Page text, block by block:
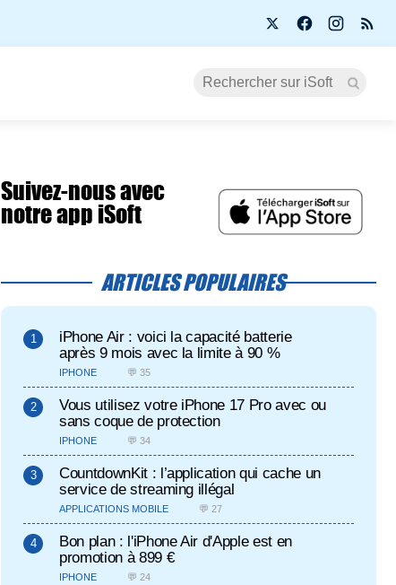
Suivez-nous avec
notre app iSoft
ARTICLES POPULAIRES
iPhone Air : voici la capacité batterie
après 9 mois avec la limite à 90 %
IPHONE 💬 35
Vous utilisez votre iPhone 17 Pro avec ou
sans coque de protection
IPHONE 💬 34
CountdownKit : l’application qui cache un
service de streaming illégal
APPLICATIONS MOBILE 💬 27
Bon plan : l'iPhone Air d'Apple est en
promotion à 899 €
IPHONE 💬 24